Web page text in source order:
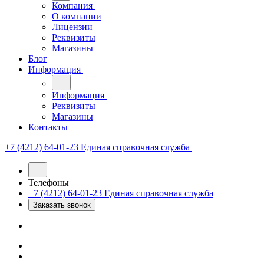
Компания
О компании
Лицензии
Реквизиты
Магазины
Блог
Информация
Информация
Реквизиты
Магазины
Контакты
+7 (4212) 64-01-23 Единая справочная служба
Телефоны
+7 (4212) 64-01-23 Единая справочная служба
Заказать звонок